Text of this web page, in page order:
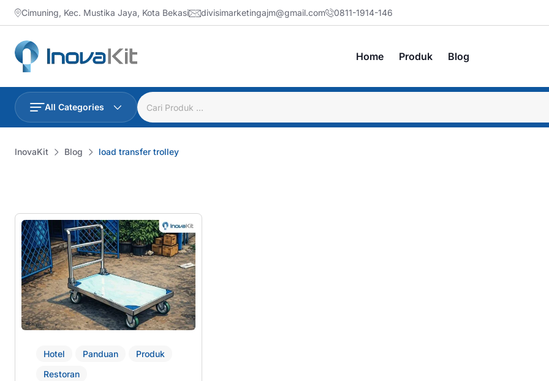
Skip
to
content
Cimuning, Kec. Mustika Jaya, Kota Bekasi divisimarketingajm@gmail.com 0811-1914-146
Home Produk Blog
All Categories
InovaKit Blog load transfer trolley
Hotel Panduan
Produk
Restoran